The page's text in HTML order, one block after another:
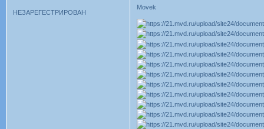
НЕЗАРЕГЕСТРИРОВАН
Movek